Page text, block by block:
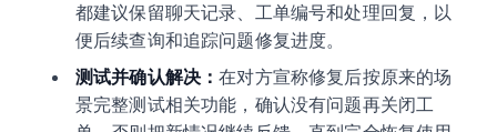
都建议保留聊天记录、工单编号和处理回复，以
便后续查询和追踪问题修复进度。
测试并确认解决：在对方宣称修复后按原来的场
景完整测试相关功能，确认没有问题再关闭工